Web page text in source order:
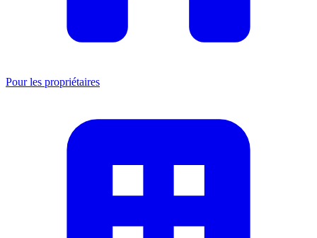
Pour les propriétaires